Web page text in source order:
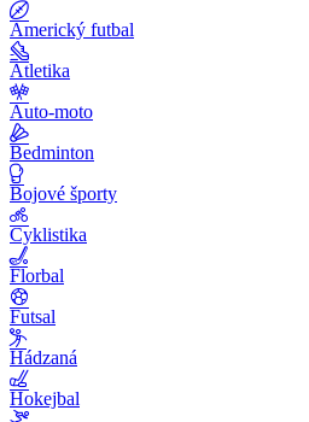
Americký futbal
Atletika
Auto-moto
Bedminton
Bojové športy
Cyklistika
Florbal
Futsal
Hádzaná
Hokejbal